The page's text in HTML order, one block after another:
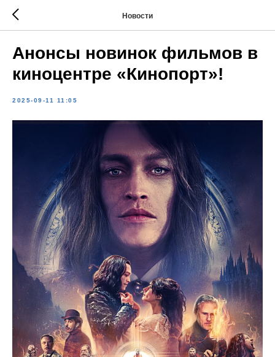
Новости
Анонсы новинок фильмов в
киноцентре «Кинопорт»!
2025-09-11 11:05